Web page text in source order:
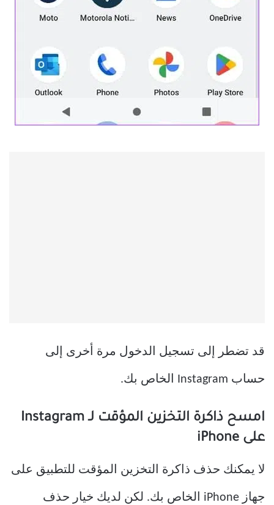
قد تضطر إلى تسجيل الدخول مرة أخرى إلى
حساب Instagram الخاص بك.
امسح ذاكرة التخزين المؤقت لـ Instagram
على iPhone
لا يمكنك حذف ذاكرة التخزين المؤقت للتطبيق على
جهاز iPhone الخاص بك. لكن لديك خيار حذف